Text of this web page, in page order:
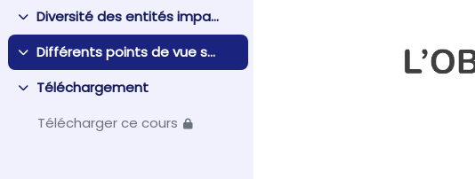
Replier Diversité des entités impactées par l’obsolescence du point de vue d’un client
Replier Différents points de vue sur le moment d’apparition de l’obsolescence selon que l’on est client ou fournisseur
Replier
Téléchargement
Télécharger ce cours